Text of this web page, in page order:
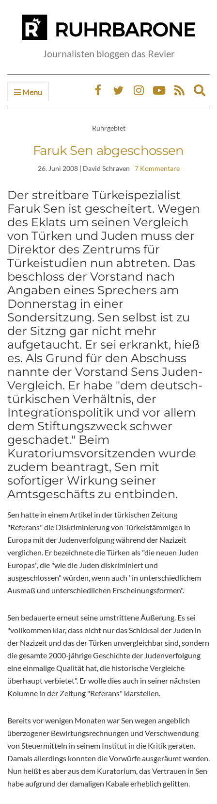
Journalisten bloggen das Revier
Menu
Ruhrgebiet
Faruk Sen abgeschossen
26. Juni 2008| David Schraven 7 Kommentare
Der streitbare Türkeispezialist
Faruk Sen ist gescheitert. Wegen
des Eklats um seinen Vergleich
von Türken und Juden muss der
Direktor des Zentrums für
Türkeistudien nun abtreten. Das
beschloss der Vorstand nach
Angaben eines Sprechers am
Donnerstag in einer
Sondersitzung. Sen selbst ist zu
der Sitzng gar nicht mehr
aufgetaucht. Er sei erkrankt, hieß
es. Als Grund für den Abschuss
nannte der Vorstand Sens Juden-
Vergleich. Er habe "dem deutsch-
türkischen Verhältnis, der
Integrationspolitik und vor allem
dem Stiftungszweck schwer
geschadet." Beim
Kuratoriumsvorsitzenden wurde
zudem beantragt, Sen mit
sofortiger Wirkung seiner
Amtsgeschäfts zu entbinden.
Sen hatte in einem Artikel in der türkischen Zeitung
"Referans" die Diskriminierung von Türkeistämmigen in
Europa mit der Judenverfolgung während der Nazizeit
verglichen. Er bezeichnete die Türken als "die neuen Juden
Europas", die "wie die Juden diskriminiert und
ausgeschlossen" würden, wenn auch "in unterschiedlichem
Ausmaß und unterschiedlichen Erscheinungsformen".
Sen bedauerte erneut seine umstrittene Äußerung. Es sei
"vollkommen klar, dass nicht nur das Schicksal der Juden in
der Nazizeit und das der Türken unvergleichbar sind, sondern
die gesamte 2000-jährige Geschichte der Judenverfolgung
eine einmalige Qualität hat, die historische Vergleiche
überhaupt verbietet". Er wolle dies auch in seiner nächsten
Kolumne in der Zeitung "Referans" klarstellen.
Bereits vor wenigen Monaten war Sen wegen angeblich
überzogener Bewirtungsrechnungen und Verschwendung
von Steuermitteln in seinem Institut in die Kritik geraten.
Damals allerdings konnten die Vorwürfe ausgeräumt werden.
Nun heißt es aber aus dem Kuratorium, das Vertrauen in Sen
habe aufgrund der damaligen Kabale erheblich gelitten.